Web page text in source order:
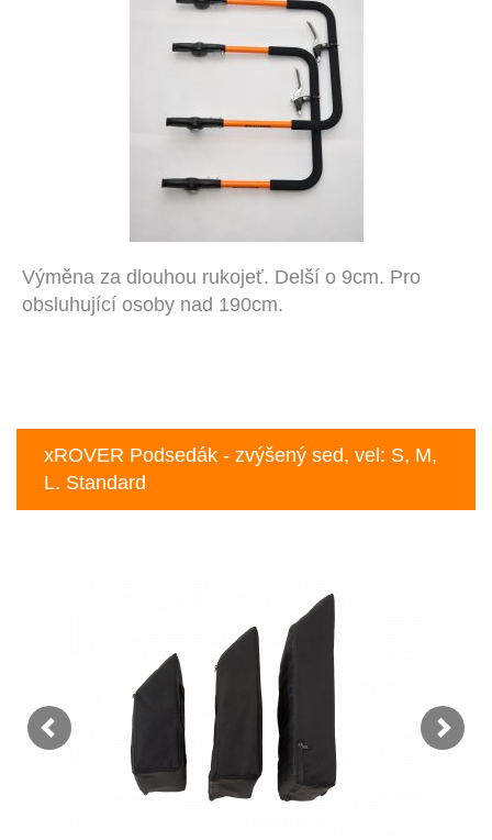
Výměna za dlouhou rukojeť. Delší o 9cm. Pro
obsluhující osoby nad 190cm.
xROVER Podsedák - zvýšený sed, vel: S, M,
L. Standard